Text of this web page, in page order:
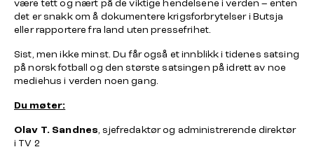
være tett og nært på de viktige hendelsene i verden – enten
det er snakk om å dokumentere krigsforbrytelser i Butsja
eller rapportere fra land uten pressefrihet.
Sist, men ikke minst. Du får også et innblikk i tidenes satsing
på norsk fotball og den største satsingen på idrett av noe
mediehus i verden noen gang.
Du møter:
Olav T. Sandnes , sjefredaktør og administrerende direktør
i TV 2